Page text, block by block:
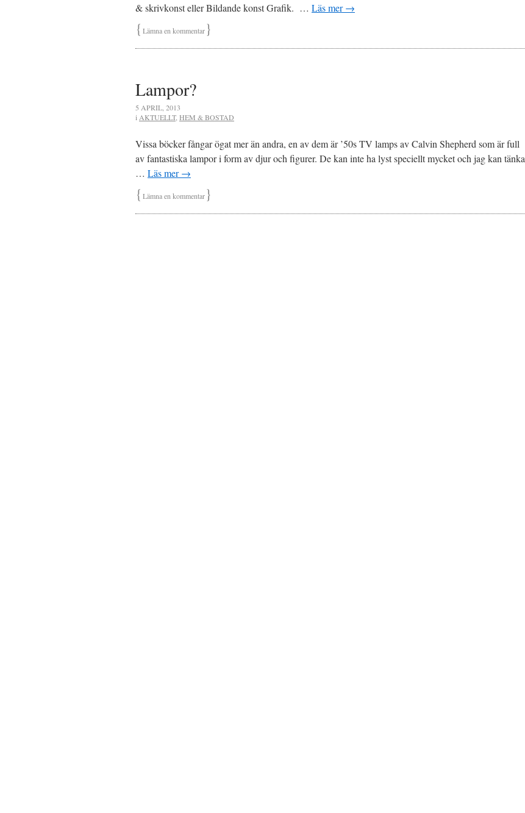
& skrivkonst eller Bildande konst Grafik. … Läs mer→
{ Lämna en kommentar}
Lampor?
5 APRIL, 2013
i AKTUELLT, HEM & BOSTAD
Vissa böcker fångar ögat mer än andra, en av dem är ’50s TV lamps av Calvin Shepherd som är full
av fantastiska lampor i form av djur och figurer. De kan inte ha lyst speciellt mycket och jag kan tänka
… Läs mer→
{ Lämna en kommentar}